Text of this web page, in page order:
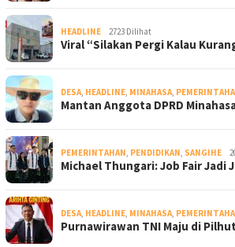
HEADLINE 2723 Dilihat
Viral “Silakan Pergi Kalau
DESA, HEADLINE, MINAHASA,
Mantan Anggota DPRD
PEMERINTAHAN, PENDIDIKAN, SANGIHE
Michael Thungari: Job Fair Jadi
DESA, HEADLINE, MINAHASA,
Purnawirawan TNI Maju di